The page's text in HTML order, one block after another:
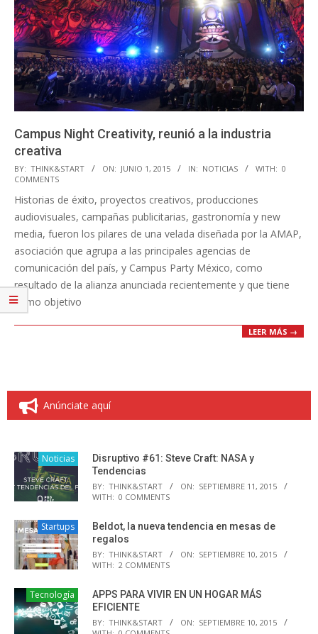
Campus Night Creativity, reunió a la industria
creativa
2015-
06-
01
BY: THINK&START ON: JUNIO 1, 2015 IN: NOTICIAS WITH: 0
COMMENTS
Historias de éxito, proyectos creativos, producciones
audiovisuales, campañas publicitarias, gastronomía y new
media, fueron los pilares de una velada diseñada por la AMAP,
asociación que agrupa a las principales agencias de
comunicación del país, y Campus Party México, como
resultado de la alianza anunciada recientemente y que tiene
como objetivo
LEER MÁS →
Anúnciate aquí
Noticias
Disruptivo #61: Steve Craft: NASA y
Tendencias
BY: THINK&START ON: SEPTIEMBRE 11, 2015
WITH: 0 COMMENTS
Startups
Beldot, la nueva tendencia en mesas de
regalos
BY: THINK&START ON: SEPTIEMBRE 10, 2015
WITH: 2 COMMENTS
Tecnología
APPS PARA VIVIR EN UN HOGAR MÁS
EFICIENTE
BY: THINK&START ON: SEPTIEMBRE 10, 2015